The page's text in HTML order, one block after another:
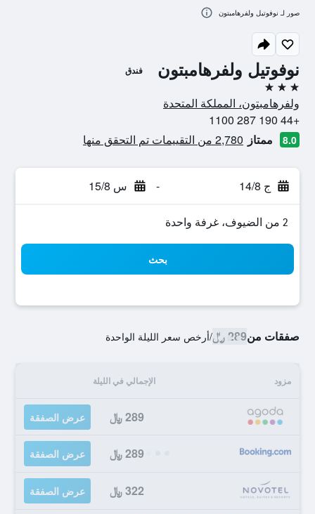
نوفوتيل ولفرهامبتون فندق
3 نجوم
ولفرهامبتون، المملكة المتحدة
+44 190 287 1100
8.0 ممتاز 2,780 من التقييمات تم التحقق منها
ج 14/8 - س 15/8
2 من الضيوف، غرفة واحدة
بحث
صفقات من289 ﷼ /أرخص سعر الليلة الواحدة
مزود الإجمالي في الليلة
289 ﷼ عرض الصفقة
289 ﷼ عرض الصفقة
322 ﷼ عرض الصفقة
صور لـ نوفوتيل ولفرهامبتون